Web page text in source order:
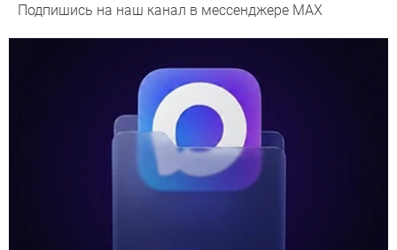
Подпишись на наш канал в мессенджере МАХ